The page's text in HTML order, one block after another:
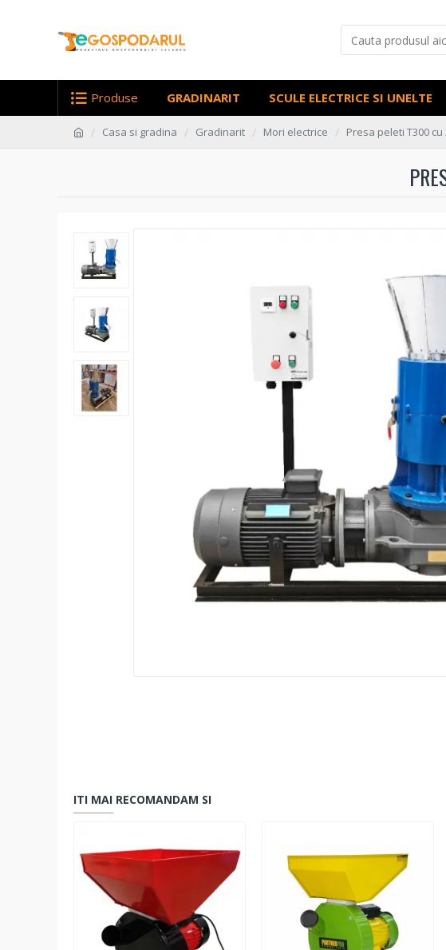
Produse GRADINARIT SCULE ELECTRICE SI UNELTE
Casa si gradina Gradinarit Mori electrice Presa peleti T300
ITI MAI RECOMANDAM SI